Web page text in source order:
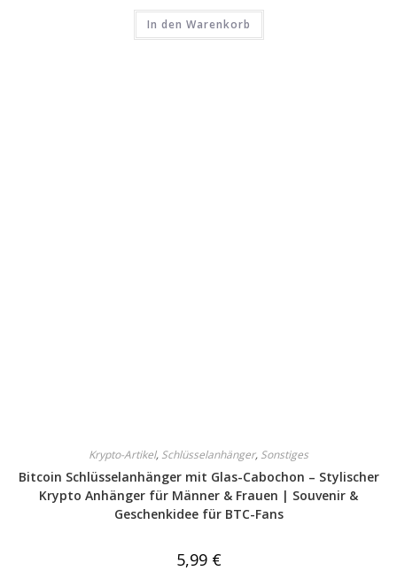
In den Warenkorb
Krypto-Artikel, Schlüsselanhänger, Sonstiges
Bitcoin Schlüsselanhänger mit Glas-Cabochon – Stylischer
Krypto Anhänger für Männer & Frauen | Souvenir &
Geschenkidee für BTC-Fans
5,99 €